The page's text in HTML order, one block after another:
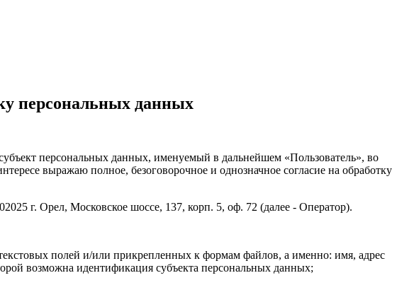
персональных данных
персональных данных, именуемый в дальнейшем «Пользователь», во
выражаю полное, безоговорочное и однозначное согласие на обработку
г. Орел, Московское шоссе, 137, корп. 5, оф. 72 (далее - Оператор).
полей и/или прикрепленных к формам файлов, а именно: имя, адрес
возможна идентификация субъекта персональных данных;